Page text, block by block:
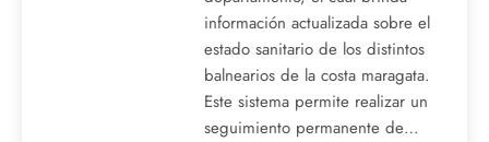
información actualizada sobre el
estado sanitario de los distintos
balnearios de la costa maragata.
Este sistema permite realizar un
seguimiento permanente de…